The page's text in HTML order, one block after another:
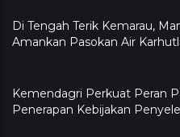
​Di Tengah Terik Kemarau,
Amankan Pasokan Air
Kemendagri Perkuat Peran
Penerapan Kebijakan